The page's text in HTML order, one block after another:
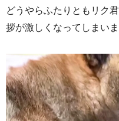
どうやらふたりともリク
拶が激しくなってしまいま